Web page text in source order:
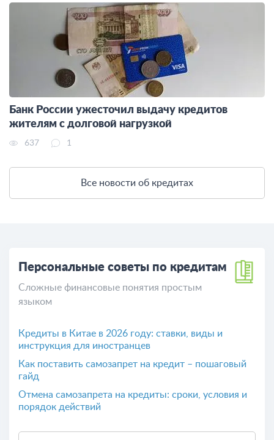
Банк России ужесточил выдачу кредитов
жителям с долговой нагрузкой
637 1
Все новости об кредитах
Персональные советы по кредитам
Сложные финансовые понятия простым
языком
Кредиты в Китае в 2026 году: ставки, виды и
инструкция для иностранцев
Как поставить самозапрет на кредит – пошаговый
гайд
Отмена самозапрета на кредиты: сроки, условия и
порядок действий